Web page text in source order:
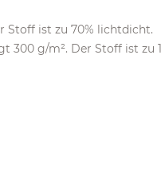
Stoff ist zu 70% lichtdicht.
300 g/m². Der Stoff ist zu